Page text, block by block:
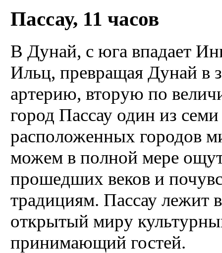
Пассау, 11 часов
В Дунай, с юга впадает
Ильц, превращая Дунай в
артерию, вторую по
город Пассау один из
расположенных городов
можем в полной мере
прошедших веков и
традициям. Пассау лежит
открытый миру
принимающий гостей.